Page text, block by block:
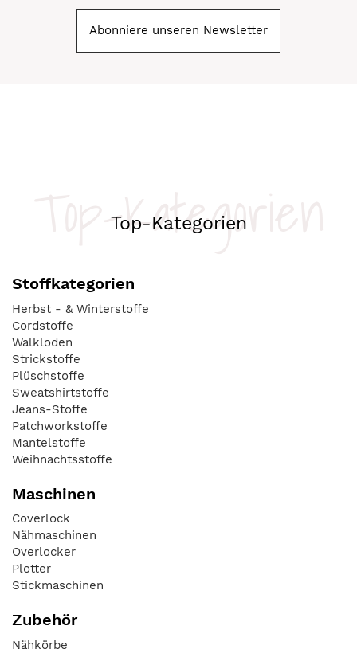
Abonniere unseren Newsletter
Top-Kategorien
Top-Kategorien
Stoffkategorien
Herbst - & Winterstoffe
Cordstoffe
Walkloden
Strickstoffe
Plüschstoffe
Sweatshirtstoffe
Jeans-Stoffe
Patchworkstoffe
Mantelstoffe
Weihnachtsstoffe
Maschinen
Coverlock
Nähmaschinen
Overlocker
Plotter
Stickmaschinen
Zubehör
Nähkörbe